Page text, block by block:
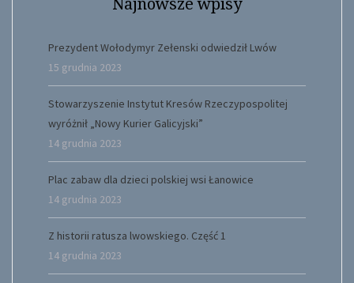
Najnowsze wpisy
Prezydent Wołodymyr Zełenski odwiedził Lwów
15 grudnia 2023
Stowarzyszenie Instytut Kresów Rzeczypospolitej
wyróżnił „Nowy Kurier Galicyjski”
14 grudnia 2023
Plac zabaw dla dzieci polskiej wsi Łanowice
14 grudnia 2023
Z historii ratusza lwowskiego. Część 1
14 grudnia 2023